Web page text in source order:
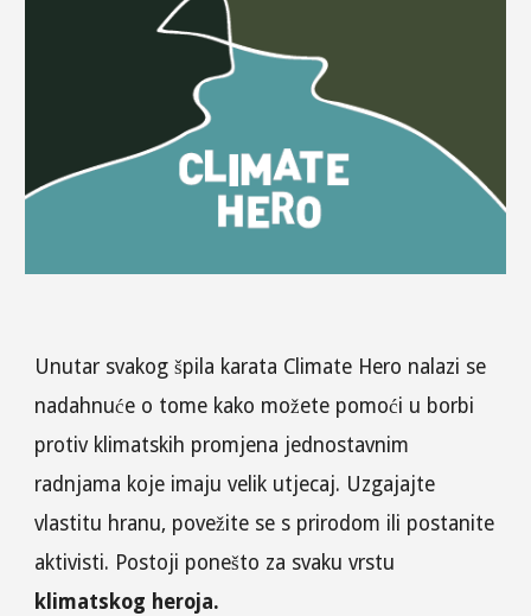
Unutar svakog špila karata Climate Hero nalazi se
nadahnuće o tome kako možete pomoći u borbi
protiv klimatskih promjena jednostavnim
radnjama koje imaju velik utjecaj. Uzgajajte
vlastitu hranu, povežite se s prirodom ili postanite
klimatskog heroja.